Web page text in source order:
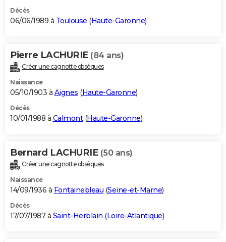
Décès
06/06/1989 à Toulouse (Haute-Garonne)
Pierre LACHURIE (84 ans)
Créer une cagnotte obsèques
Naissance
05/10/1903 à Aignes (Haute-Garonne)
Décès
10/01/1988 à Calmont(Haute-Garonne)
Bernard LACHURIE (50 ans)
Créer une cagnotte obsèques
Naissance
14/09/1936 à Fontainebleau (Seine-et-Marne)
Décès
17/07/1987 à Saint-Herblain (Loire-Atlantique)